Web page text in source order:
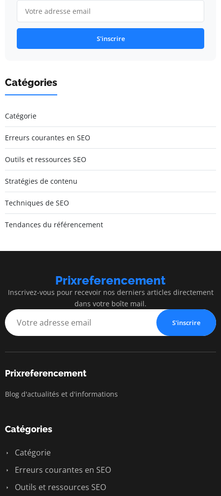
S'inscrire
Catégories
Catégorie
Erreurs courantes en SEO
Outils et ressources SEO
Stratégies de contenu
Techniques de SEO
Tendances du référencement
Prixreferencement
Inscrivez-vous pour recevoir nos derniers articles directement
dans votre boîte mail.
S'inscrire
Prixreferencement
Blog d'actualités et d'informations
Catégories
Catégorie
Erreurs courantes en SEO
Outils et ressources SEO